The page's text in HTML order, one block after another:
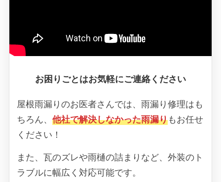
お困りごとはお気軽にご連絡ください
屋根雨漏りのお医者さんでは、雨漏り修理はも
ちろん、 他社で解決しなかった雨漏りもお任せ
ください！
また、瓦のズレや雨樋の詰まりなど、外装のト
ラブルに幅広く対応可能です。